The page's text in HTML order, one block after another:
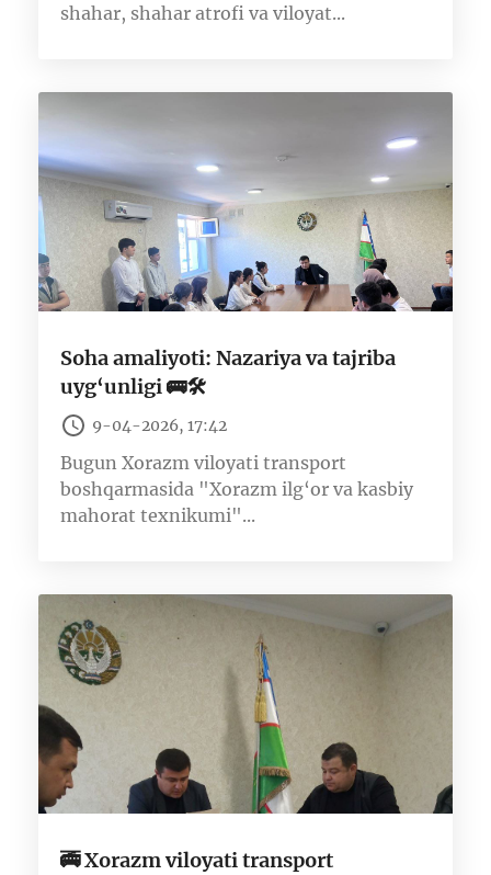
shahar, shahar atrofi va viloyat...
Soha amaliyoti: Nazariya va tajriba
uyg‘unligi 🚌🛠
9-04-2026, 17:42
Bugun Xorazm viloyati transport
boshqarmasida "Xorazm ilg‘or va kasbiy
mahorat texnikumi"...
🚎 Xorazm viloyati transport